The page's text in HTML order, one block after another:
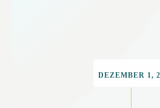
DEZEMBER 1,